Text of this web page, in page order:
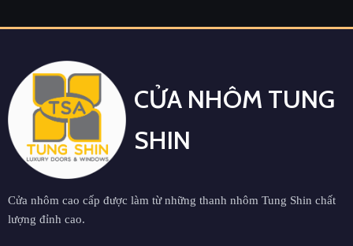
CỬA NHÔM TUNG
SHIN
Cửa nhôm cao cấp được làm từ những thanh nhôm Tung Shin chất
lượng đỉnh cao.